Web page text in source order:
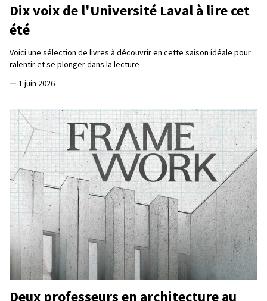
Dix voix de l'Université Laval à lire cet
été
Voici une sélection de livres à découvrir en cette saison idéale pour
ralentir et se plonger dans la lecture
— 1 juin 2026
Deux professeurs en architecture au